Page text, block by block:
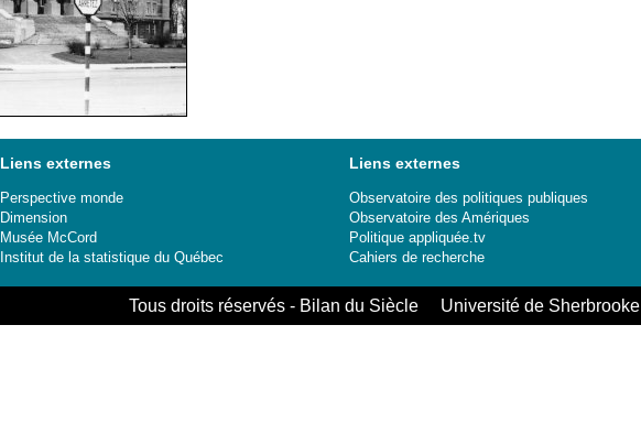
Liens externes
Perspective monde
Dimension
Musée McCord
Institut de la statistique du Québec
Liens externes
Observatoire des politiques publiques
Observatoire des Amériques
Politique appliquée.tv
Cahiers de recherche
Tous droits réservés - Bilan du Siècle Université de Sherbrooke